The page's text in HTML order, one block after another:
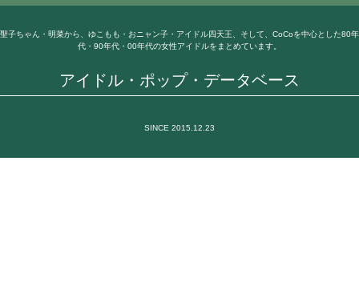
アイドル・ポップ・データベース
聖子ちゃん・明菜から、ゆこもも・おニャン子・アイドル四天王、そして、CoCoを中心とした80年
代・90年代・00年代の女性アイドルをまとめています。
SINCE 2015.12.23